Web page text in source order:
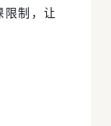
限制，让